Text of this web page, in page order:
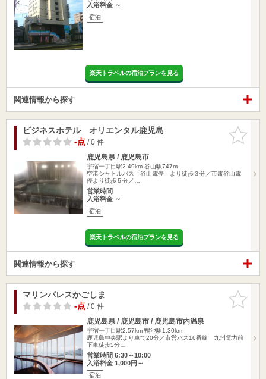
入浴料金 ～
宿泊
楽天トラベルの宿泊プランを見る
関連情報から探す
お気に入
りに追加
ビジネスホテル オリエンタル鹿児島
-点/ 0 件
鹿児島県 / 鹿児島市
宇宿一丁目駅2.49km 谷山駅747m
空港シャトルバス「谷山電停」より徒歩３分／市電谷山電
停より徒歩５分／…
営業時間
入浴料金 ～
宿泊
楽天トラベルの宿泊プランを見る
関連情報から探す
お気に入
りに追加
マリンパレスかごしま
-点/ 0 件
鹿児島県 / 鹿児島市 / 鹿児島市内温泉
宇宿一丁目駅2.57km 鴨池駅1.30km
鹿児島中央駅より車で20分／市営バス16番線 九州電力前
下車徒歩5分…
営業時間 6:30～10:00
入浴料金 1,000円～
宿泊